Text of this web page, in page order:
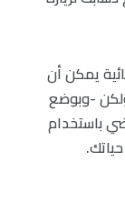
يمكن أن
-وبوضع
باستخدام